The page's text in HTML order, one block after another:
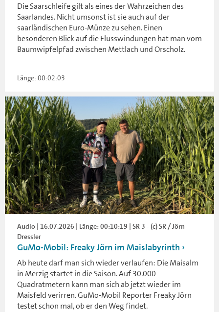
Die Saarschleife gilt als eines der Wahrzeichen des
Saarlandes. Nicht umsonst ist sie auch auf der
saarländischen Euro-Münze zu sehen. Einen
besonderen Blick auf die Flusswindungen hat man vom
Baumwipfelpfad zwischen Mettlach und Orscholz.
Länge: 00:02:03
Audio | 16.07.2026 | Länge: 00:10:19 | SR 3 - (c) SR / Jörn
Dressler
GuMo-Mobil: Freaky Jörn im Maislabyrinth
Ab heute darf man sich wieder verlaufen: Die Maisalm
in Merzig startet in die Saison. Auf 30.000
Quadratmetern kann man sich ab jetzt wieder im
Maisfeld verirren. GuMo-Mobil Reporter Freaky Jörn
testet schon mal, ob er den Weg findet.